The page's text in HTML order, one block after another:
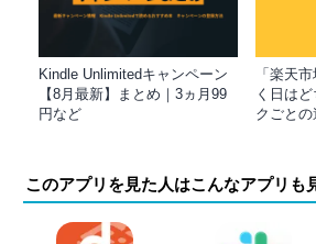
Kindle Unlimitedキャンペーン
【8月最新】まとめ｜3ヵ月99
円など
「楽天
く日は
クごとの
このアプリを見た人はこんなアプリも